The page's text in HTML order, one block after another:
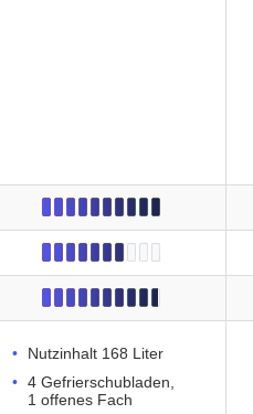
Nutzinhalt 168 Liter
4 Gefrierschubladen,
1 offenes Fach